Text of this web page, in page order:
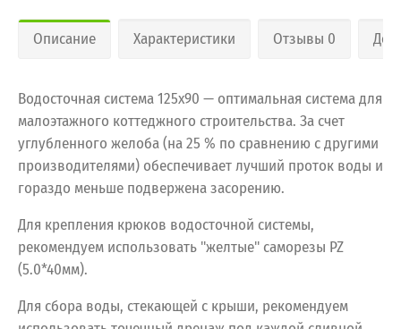
Описание Характеристики Отзывы 0
Водосточная система 125х90 — оптимальная система для
малоэтажного коттеджного строительства. За счет
углубленного желоба (на 25 % по сравнению с другими
производителями) обеспечивает лучший проток воды и
гораздо меньше подвержена засорению.
Для крепления крюков водосточной системы,
рекомендуем использовать "желтые" саморезы PZ
(5.0*40мм).
Для сбора воды, стекающей с крыши, рекомендуем